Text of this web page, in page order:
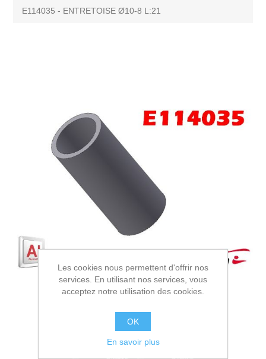
E114035 - ENTRETOISE Ø10-8 L:21
Les cookies nous permettent d'offrir nos
services. En utilisant nos services, vous
acceptez notre utilisation des cookies.
OK
En savoir plus